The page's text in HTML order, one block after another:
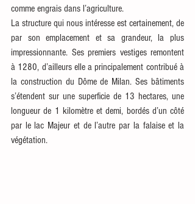
comme engrais dans l’agriculture.
La structure qui nous intéresse est certainement, de
par son emplacement et sa grandeur, la plus
impressionnante. Ses premiers vestiges remontent
à 1280, d’ailleurs elle a principalement contribué à
la construction du Dôme de Milan. Ses bâtiments
s’étendent sur une superficie de 13 hectares, une
longueur de 1 kilomètre et demi, bordés d’un côté
par le lac Majeur et de l’autre par la falaise et la
végétation.